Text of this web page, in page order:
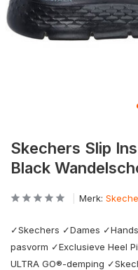
Skechers Slip
Black
Merk:
✓Skechers ✓Dames
pasvorm ✓Exclusieve Heel
ULTRA GO®-demping